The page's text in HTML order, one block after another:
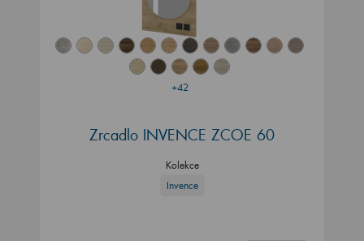
+42
Zrcadlo INVENCE ZCOE 60
Kolekce
Invence